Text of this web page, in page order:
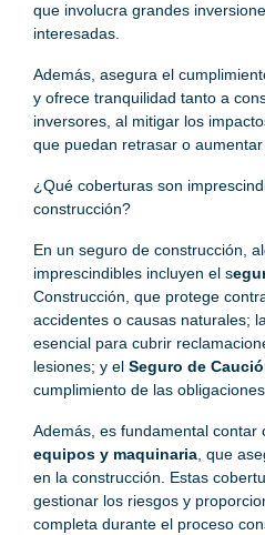
que involucra grandes
interesadas.
Además, asegura el
y ofrece tranquilidad tanto a
inversores, al mitigar los
que puedan retrasar o
¿Qué coberturas son
construcción?
En un seguro de construcción,
imprescindibles incluyen el s
Construcción, que protege
accidentes o causas naturales; la
esencial para cubrir
lesiones; y el Seguro de
cumplimiento de las
Además, es fundamental contar
equipos y maquinaria , que
en la construcción. Estas
gestionar los riesgos y
completa durante el proceso